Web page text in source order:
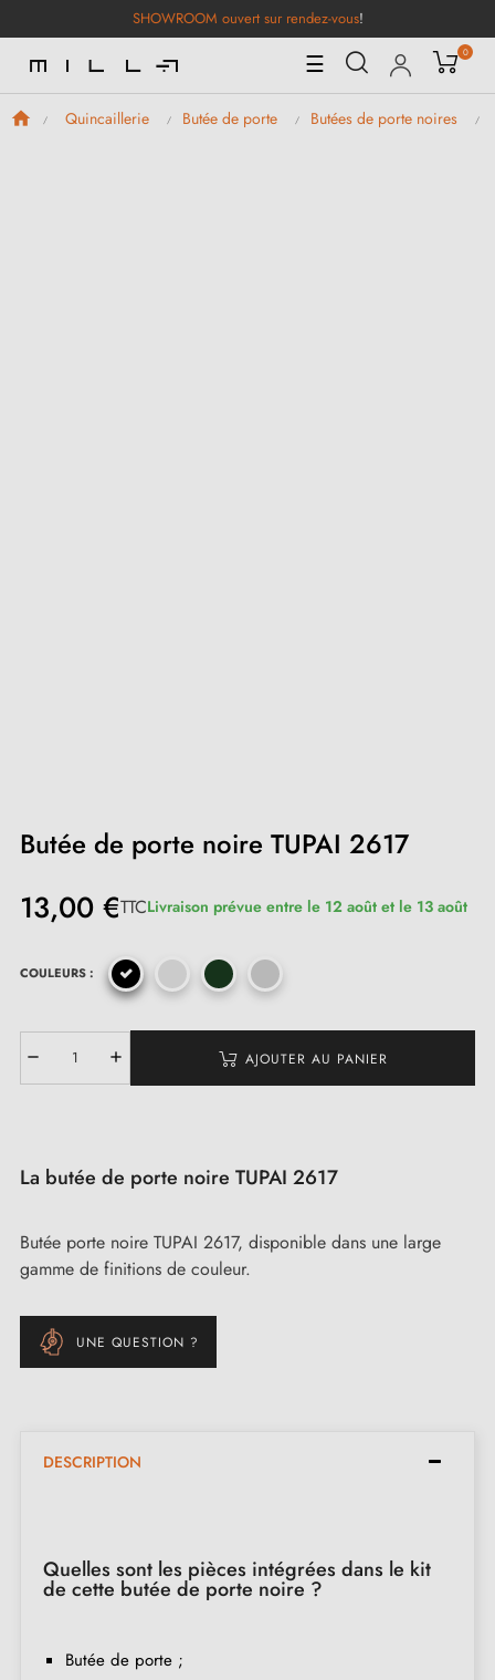
SHOWROOM ouvert sur rendez-vous!
Basculer
la
navigation
☰ 0
Quincaillerie Butée de porte Butées de porte noires
Butée de porte noire TUPAI 2617
13,00 €TTCLivraison prévue entre le 12 août et le 13 août
COULEURS :
AJOUTER AU PANIER
La butée de porte noire TUPAI 2617
Butée porte noire TUPAI 2617, disponible dans une large
gamme de finitions de couleur.
UNE QUESTION ?
DESCRIPTION
Quelles sont les pièces intégrées dans le kit
de cette butée de porte noire ?
Butée de porte ;